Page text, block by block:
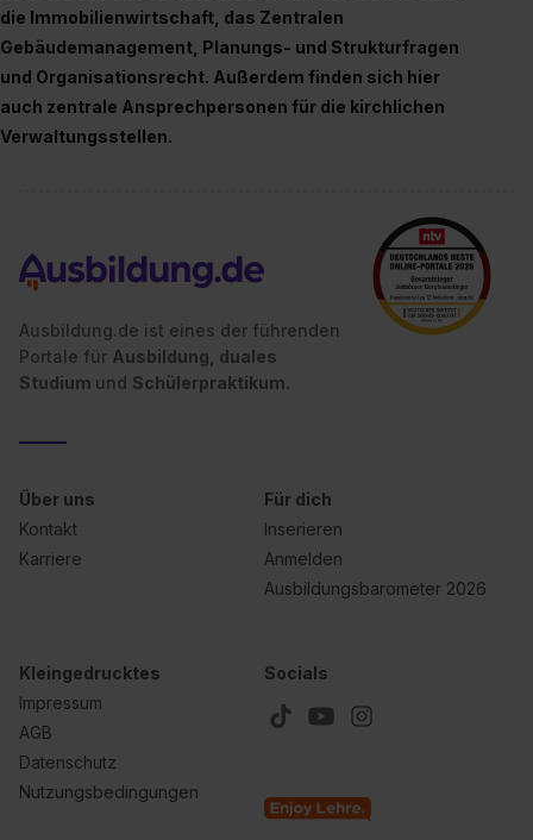
die Immobilienwirtschaft, das Zentralen
Gebäudemanagement, Planungs- und Strukturfragen
und Organisationsrecht. Außerdem finden sich hier
auch zentrale Ansprechpersonen für die kirchlichen
Verwaltungsstellen.
Ausbildung.de ist eines der führenden
Portale für Ausbildung, duales
Studium und Schülerpraktikum.
Über uns
Kontakt
Karriere
Für dich
Inserieren
Anmelden
Ausbildungsbarometer 2026
Kleingedrucktes
Impressum
AGB
Datenschutz
Nutzungsbedingungen
Socials